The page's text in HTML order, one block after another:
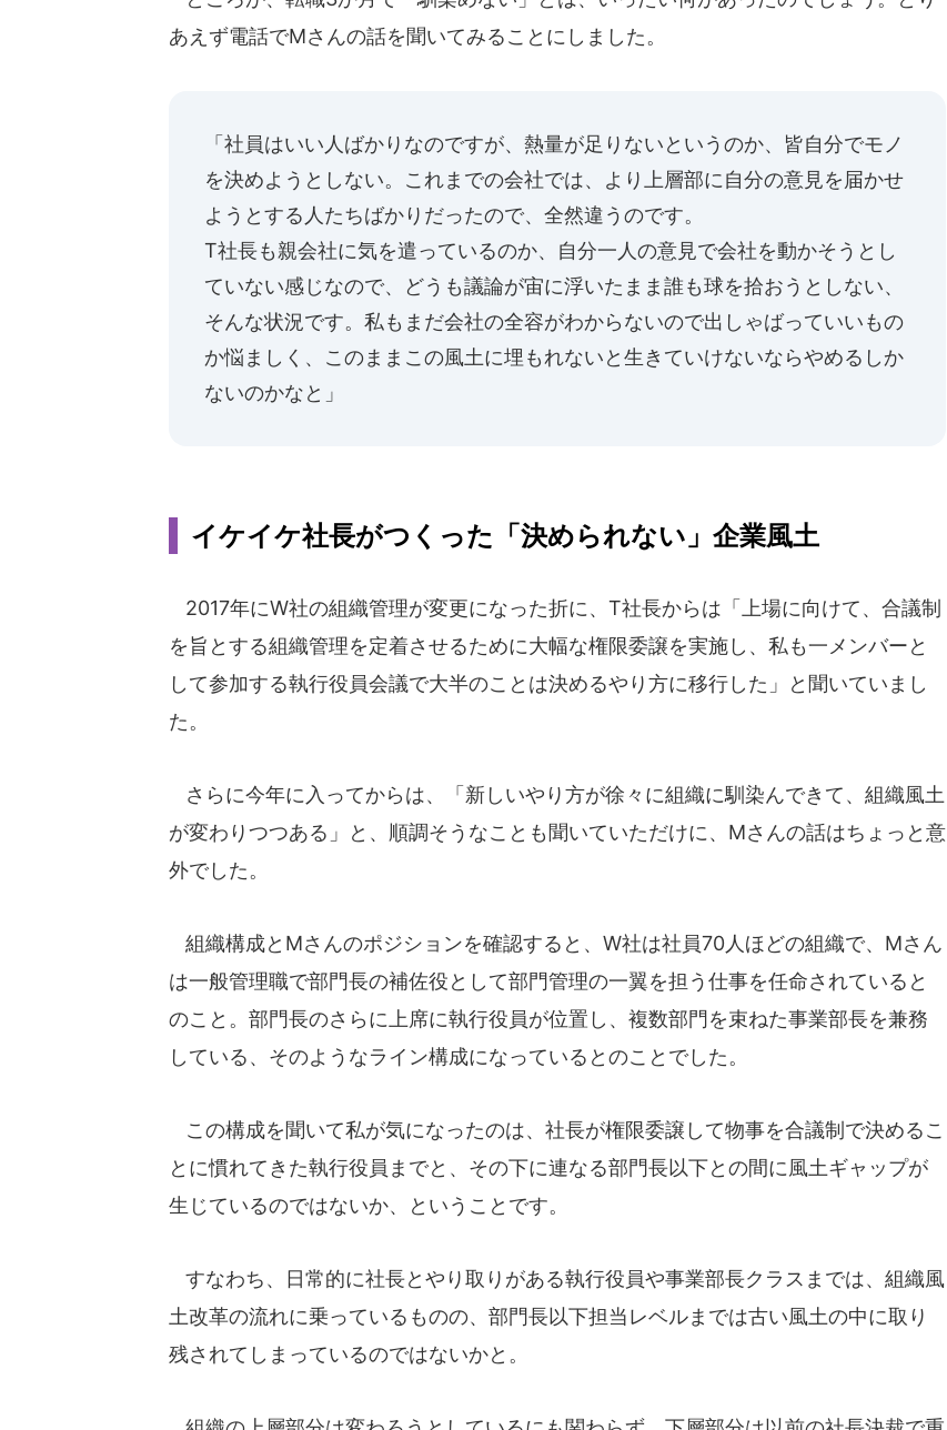
あえず電話でMさんの話を聞いてみることにしました。
「社員はいい人ばかりなのですが、熱量が足りないというのか、皆自分でモノ
を決めようとしない。これまでの会社では、より上層部に自分の意見を届かせ
ようとする人たちばかりだったので、全然違うのです。
T社長も親会社に気を遣っているのか、自分一人の意見で会社を動かそうとし
ていない感じなので、どうも議論が宙に浮いたまま誰も球を拾おうとしない、
そんな状況です。私もまだ会社の全容がわからないので出しゃばっていいもの
か悩ましく、このままこの風土に埋もれないと生きていけないならやめるしか
ないのかなと」
イケイケ社長がつくった「決められない」企業風土
2017年にW社の組織管理が変更になった折に、T社長からは「上場に向けて、合議制
を旨とする組織管理を定着させるために大幅な権限委譲を実施し、私も一メンバーと
して参加する執行役員会議で大半のことは決めるやり方に移行した」と聞いていまし
た。
さらに今年に入ってからは、「新しいやり方が徐々に組織に馴染んできて、組織風土
が変わりつつある」と、順調そうなことも聞いていただけに、Mさんの話はちょっと意
外でした。
組織構成とMさんのポジションを確認すると、W社は社員70人ほどの組織で、Mさん
は一般管理職で部門長の補佐役として部門管理の一翼を担う仕事を任命されていると
のこと。部門長のさらに上席に執行役員が位置し、複数部門を束ねた事業部長を兼務
している、そのようなライン構成になっているとのことでした。
この構成を聞いて私が気になったのは、社長が権限委譲して物事を合議制で決めるこ
とに慣れてきた執行役員までと、その下に連なる部門長以下との間に風土ギャップが
生じているのではないか、ということです。
すなわち、日常的に社長とやり取りがある執行役員や事業部長クラスまでは、組織風
土改革の流れに乗っているものの、部門長以下担当レベルまでは古い風土の中に取り
残されてしまっているのではないかと。